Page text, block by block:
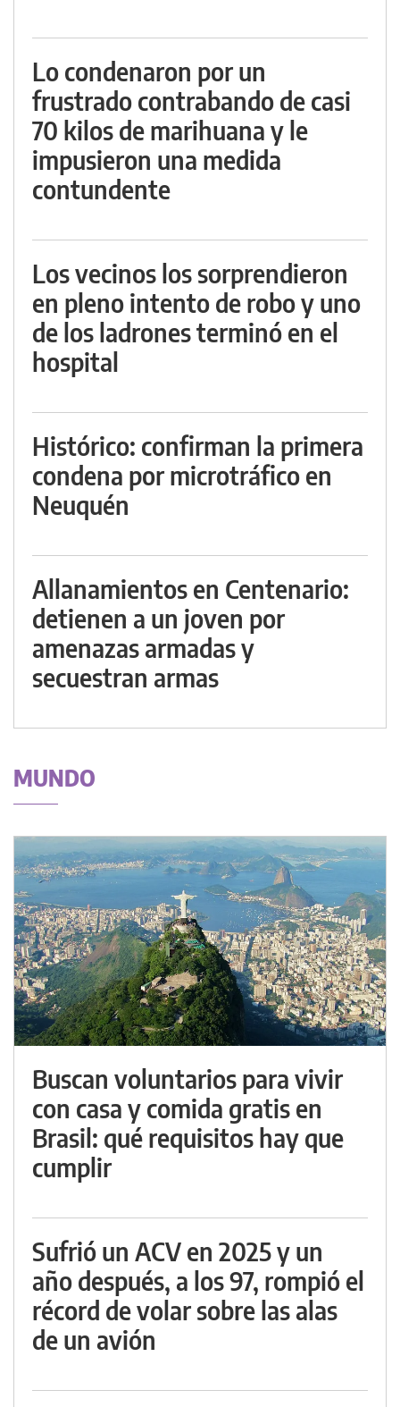
Lo condenaron por un
frustrado contrabando de casi
70 kilos de marihuana y le
impusieron una medida
contundente
Los vecinos los sorprendieron
en pleno intento de robo y uno
de los ladrones terminó en el
hospital
Histórico: confirman la primera
condena por microtráfico en
Neuquén
Allanamientos en Centenario:
detienen a un joven por
amenazas armadas y
secuestran armas
MUNDO
Buscan voluntarios para vivir
con casa y comida gratis en
Brasil: qué requisitos hay que
cumplir
Sufrió un ACV en 2025 y un
año después, a los 97, rompió el
récord de volar sobre las alas
de un avión